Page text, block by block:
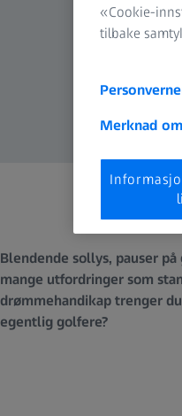
Blendende sollys, pauser
mange utfordringer som
drømmehandikap trenger
egentlig golfere?
«Cookie-
tilbake
Merknad